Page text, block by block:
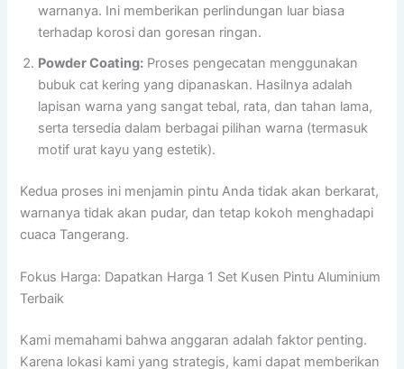
warnanya. Ini memberikan perlindungan luar biasa
terhadap korosi dan goresan ringan.
Powder Coating: Proses pengecatan menggunakan
bubuk cat kering yang dipanaskan. Hasilnya adalah
lapisan warna yang sangat tebal, rata, dan tahan lama,
serta tersedia dalam berbagai pilihan warna (termasuk
motif urat kayu yang estetik).
Kedua proses ini menjamin pintu Anda tidak akan berkarat,
warnanya tidak akan pudar, dan tetap kokoh menghadapi
cuaca Tangerang.
Fokus Harga: Dapatkan Harga 1 Set Kusen Pintu Aluminium
Terbaik
Kami memahami bahwa anggaran adalah faktor penting.
Karena lokasi kami yang strategis, kami dapat memberikan